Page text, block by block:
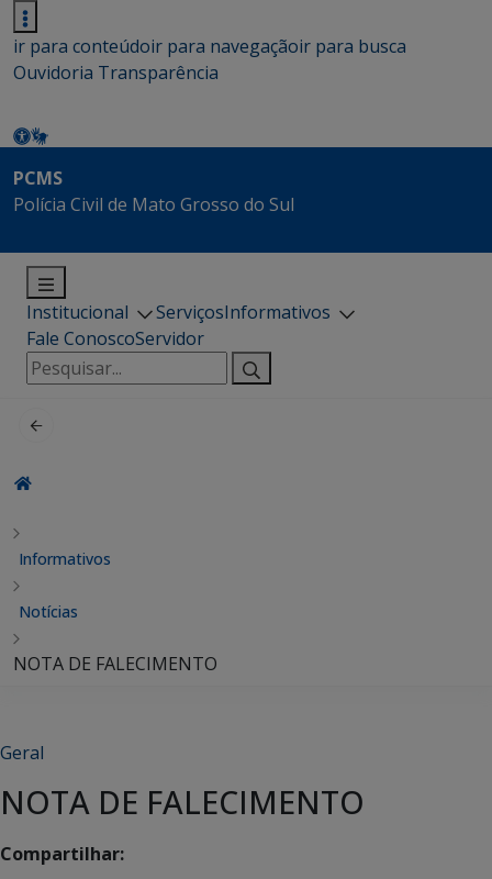
ir para conteúdoir para navegaçãoir para busca
Ouvidoria Transparência
PCMS
Polícia Civil de Mato Grosso do Sul
Institucional ServiçosInformativos
Fale ConoscoServidor
Pesquisar
por:
Informativos
Notícias
NOTA DE FALECIMENTO
Geral
NOTA DE FALECIMENTO
Compartilhar: